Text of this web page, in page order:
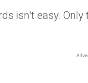
isn't easy.